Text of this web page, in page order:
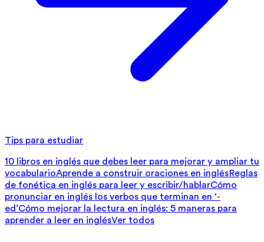
Tips para estudiar
10 libros en inglés que debes leer para mejorar y ampliar tu
vocabularioAprende a construir oraciones en inglésReglas
de fonética en inglés para leer y escribir/hablarCómo
pronunciar en inglés los verbos que terminan en ‘-
ed’Cómo mejorar la lectura en inglés: 5 maneras para
aprender a leer en inglésVer todos